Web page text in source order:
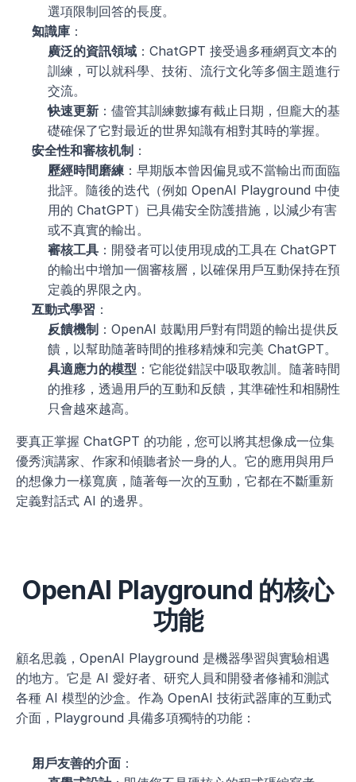
選項限制回答的長度。
知識庫 ：
廣泛的資訊領域 ：ChatGPT 接受過多種網頁文本的
訓練，可以就科學、技術、流行文化等多個主題進行
交流。
快速更新 ：儘管其訓練數據有截止日期，但龐大的基
礎確保了它對最近的世界知識有相對其時的掌握。
安全性和審核机制 ：
歷經時間磨練：早期版本曾因偏見或不當輸出而面臨
批評。隨後的迭代（例如 OpenAI Playground 中使
用的 ChatGPT）已具備安全防護措施，以減少有害
或不真實的輸出。
審核工具 ：開發者可以使用現成的工具在 ChatGPT
的輸出中增加一個審核層，以確保用戶互動保持在預
定義的界限之內。
互動式學習 ：
反饋機制 ：OpenAI 鼓勵用戶對有問題的輸出提供反
饋，以幫助隨著時間的推移精煉和完美 ChatGPT。
具適應力的模型 ：它能從錯誤中吸取教訓。隨著時間
的推移，透過用戶的互動和反饋，其準確性和相關性
只會越來越高。
要真正掌握 ChatGPT 的功能，您可以將其想像成一位集
優秀演講家、作家和傾聽者於一身的人。它的應用與用戶
的想像力一樣寬廣，隨著每一次的互動，它都在不斷重新
定義對話式 AI 的邊界。
OpenAI Playground 的核心
功能
顧名思義，OpenAI Playground 是機器學習與實驗相遇
的地方。它是 AI 愛好者、研究人員和開發者修補和測試
各種 AI 模型的沙盒。作為 OpenAI 技術武器庫的互動式
介面，Playground 具備多項獨特的功能：
用戶友善的介面 ：